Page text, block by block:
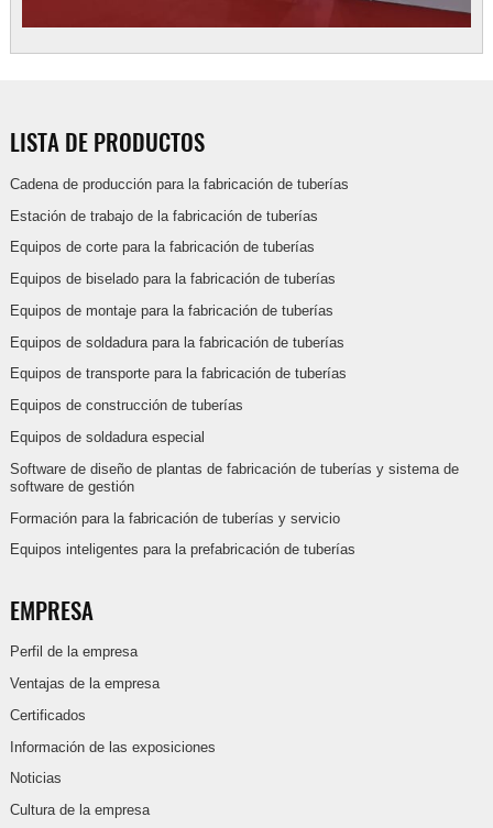
LISTA DE PRODUCTOS
Cadena de producción para la fabricación de tuberías
Estación de trabajo de la fabricación de tuberías
Equipos de corte para la fabricación de tuberías
Equipos de biselado para la fabricación de tuberías
Equipos de montaje para la fabricación de tuberías
Equipos de soldadura para la fabricación de tuberías
Equipos de transporte para la fabricación de tuberías
Equipos de construcción de tuberías
Equipos de soldadura especial
Software de diseño de plantas de fabricación de tuberías y sistema de
software de gestión
Formación para la fabricación de tuberías y servicio
Equipos inteligentes para la prefabricación de tuberías
EMPRESA
Perfil de la empresa
Ventajas de la empresa
Certificados
Información de las exposiciones
Noticias
Cultura de la empresa